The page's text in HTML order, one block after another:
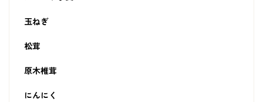
玉ねぎ
松茸
原木椎茸
にんにく